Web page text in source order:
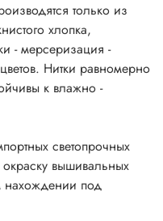
только из
хлопка,
- мерсеризация -
Нитки равномерно
к влажно -
светопрочных
окраску вышивальных
нахождении под